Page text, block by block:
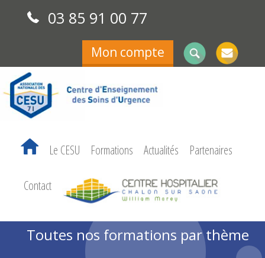
03 85 91 00 77
Mon compte
Le CESU Formations Actualités Partenaires
Contact
Toutes nos formations par thème